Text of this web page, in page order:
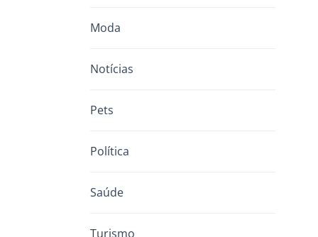
Moda
Notícias
Pets
Política
Saúde
Turismo